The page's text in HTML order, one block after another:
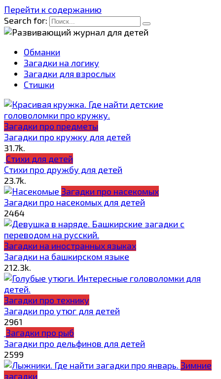
Перейти к содержанию
Search for:
Обманки
Загадки на логику
Загадки для взрослых
Стишки
Загадки про предметы
Загадки про кружку для детей
31.7k.
Стихи для детей
Стихи про дружбу для детей
23.7k.
Загадки про насекомых
Загадки про насекомых для детей
2464
Загадки на иностранных языках
Загадки на башкирском языке
212.3k.
Загадки про технику
Загадки про утюг для детей
2961
Загадки про рыб
Загадки про дельфинов для детей
2599
Зимние
загадки